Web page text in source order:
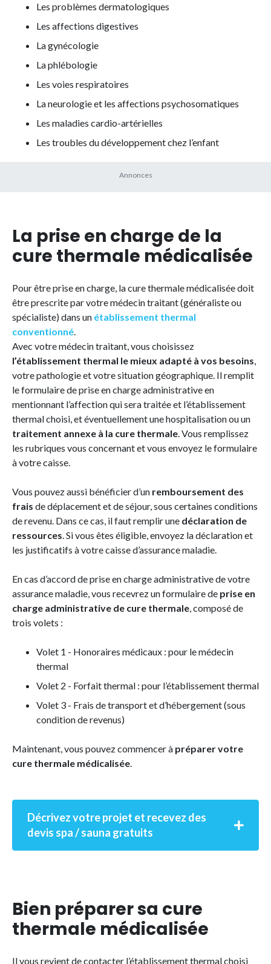
Les problèmes dermatologiques
Les affections digestives
La gynécologie
La phlébologie
Les voies respiratoires
La neurologie et les affections psychosomatiques
Les maladies cardio-artérielles
Les troubles du développement chez l’enfant
La prise en charge de la
cure thermale médicalisée
Pour être prise en charge, la cure thermale médicalisée doit
être prescrite par votre médecin traitant (généraliste ou
spécialiste) dans un établissement thermal
conventionné.
Avec votre médecin traitant, vous choisissez
l’établissement thermal le mieux adapté à vos besoins,
votre pathologie et votre situation géographique. Il remplit
le formulaire de prise en charge administrative en
mentionnant l’affection qui sera traitée et l’établissement
thermal choisi, et éventuellement une hospitalisation ou un
traitement annexe à la cure thermale. Vous remplissez
les rubriques vous concernant et vous envoyez le formulaire
à votre caisse.
Vous pouvez aussi bénéficier d’un remboursement des
frais de déplacement et de séjour, sous certaines conditions
de revenu. Dans ce cas, il faut remplir une déclaration de
ressources. Si vous êtes éligible, envoyez la déclaration et
les justificatifs à votre caisse d’assurance maladie.
En cas d’accord de prise en charge administrative de votre
assurance maladie, vous recevrez un formulaire de prise en
charge administrative de cure thermale, composé de
trois volets :
Volet 1 - Honoraires médicaux : pour le médecin
thermal
Volet 2 - Forfait thermal : pour l’établissement thermal
Volet 3 - Frais de transport et d’hébergement (sous
condition de revenus)
Maintenant, vous pouvez commencer à préparer votre
cure thermale médicalisée.
Décrivez votre projet et recevez des
devis spa / sauna gratuits
Bien préparer sa cure
thermale médicalisée
Il vous revient de contacter l’établissement thermal choisi